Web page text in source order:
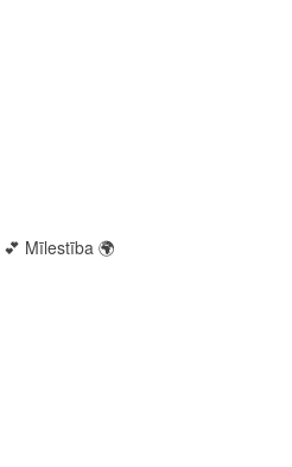
💕 Mīlestība 🌍